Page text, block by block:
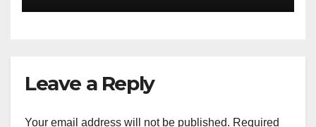
Leave a Reply
Your email address will not be published. Required